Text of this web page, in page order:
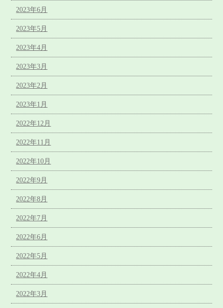
2023年6月
2023年5月
2023年4月
2023年3月
2023年2月
2023年1月
2022年12月
2022年11月
2022年10月
2022年9月
2022年8月
2022年7月
2022年6月
2022年5月
2022年4月
2022年3月